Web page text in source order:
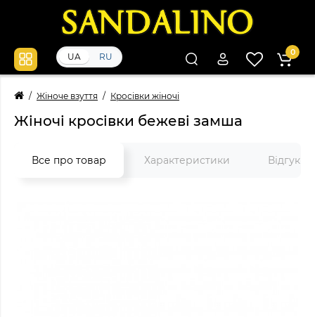
UA RU 0
Жіноче взуття Кросівки жіночі
Жіночі кросівки бежеві замша
Все про товар Характеристики Відгуки